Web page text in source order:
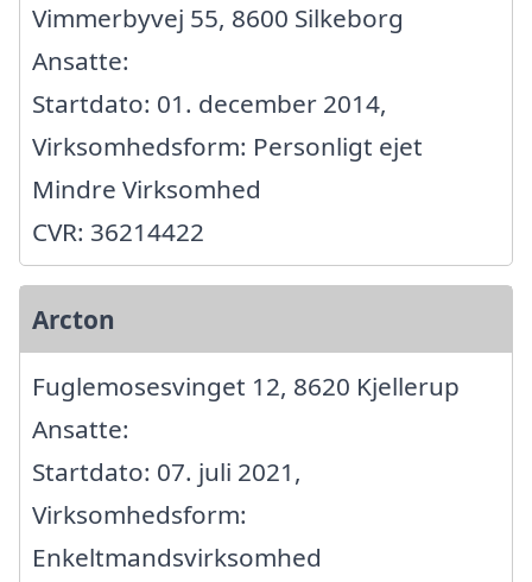
Vimmerbyvej 55, 8600 Silkeborg
Ansatte:
Startdato: 01. december 2014,
Virksomhedsform: Personligt ejet
Mindre Virksomhed
CVR: 36214422
Arcton
Fuglemosesvinget 12, 8620 Kjellerup
Ansatte:
Startdato: 07. juli 2021,
Virksomhedsform:
Enkeltmandsvirksomhed